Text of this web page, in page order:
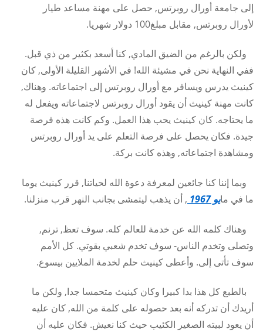
إلى جامعة أورال روبرتس, حصل على مهنة مساعد طيار
لأورال روبرتس, مقابل مبلغ100 دولار شهريا.
ولكن بالرغم من الضيق المادي, كنا أسعد بكثير من ذي قبل.
ففي النهاية نحن في مشيئة الله! في الأشهر القليلة الأولى, كان
كينيث يدرس ويسافر مع أورال روبرتس إلى اجتماعاته. وهناك,
كانت مهنة كينيث أن يقود أورال روبرتس لاجتماعاته ويفعل له
ما يحتاجه. كان كينيث يحب هذا العمل. وكم كانت هذه فرصة
جيدة. فكان يحصل على فرصة التعلم على يد أورال روبرتس
ومشاهدة اجتماعاته, وهذه كانت بركة.
وبما إننا كنا جائعين لمعرفة دعوة الله لحياتنا, قرر كينيث يوما
ما في مايو 1967 , أن يذهب ليتمشى بجانب النهر قرب منزلنا.
وهناك كلمه الله عن خدمة للعالم كله. سوف تعظ, ترنم,
وتصلى وتخدم الناس- سوف تخدم شعبي بقوتي. كل الأمم
سوف تأتى إلى. وأعطى كينيث حلم لخدمة الملايين بيسوع.
بالطبع كل هذا بدا كبيرا وكان كينيث متحمسا جدا, ولكن ما
أريدك أن تدركه أنه بعد حصوله على كلمة من الله, كان عليه
أن يعود لبيته الصغير الكئيب حيث كنا نعيش. فكان عليه أن